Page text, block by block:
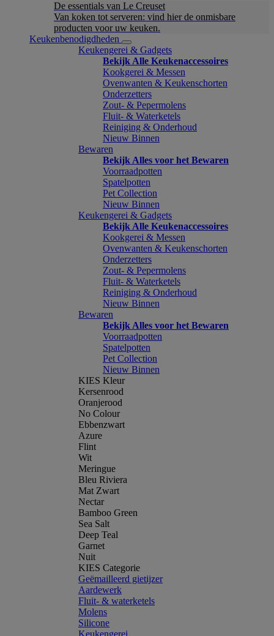
De essentials van Le Creuset
Van koken tot serveren: vind hier de onmisbare
producten voor uw keuken.
Keukenbenodigdheden
Keukengerei & Gadgets
Bekijk Alle Keukenaccessoires
Kookgerei & Messen
Ovenwanten & Keukenschorten
Onderzetters
Zout- & Pepermolens
Fluit- & Waterketels
Reiniging & Onderhoud
Nieuw Binnen
Bewaren
Bekijk Alles voor het Bewaren
Voorraadpotten
Spatelpotten
Pet Collection
Nieuw Binnen
Keukengerei & Gadgets
Bekijk Alle Keukenaccessoires
Kookgerei & Messen
Ovenwanten & Keukenschorten
Onderzetters
Zout- & Pepermolens
Fluit- & Waterketels
Reiniging & Onderhoud
Nieuw Binnen
Bewaren
Bekijk Alles voor het Bewaren
Voorraadpotten
Spatelpotten
Pet Collection
Nieuw Binnen
KIES Kleur
Kersenrood
Oranjerood
No Colour
Ebbenzwart
Azure
Flint
Wit
Meringue
Bleu Riviera
Mat Zwart
Nectar
Bamboo Green
Sea Salt
Deep Teal
Garnet
Nuit
KIES Categorie
Geëmailleerd gietijzer
Aardewerk
Fluit- & waterketels
Molens
Silicone
Keukengerei